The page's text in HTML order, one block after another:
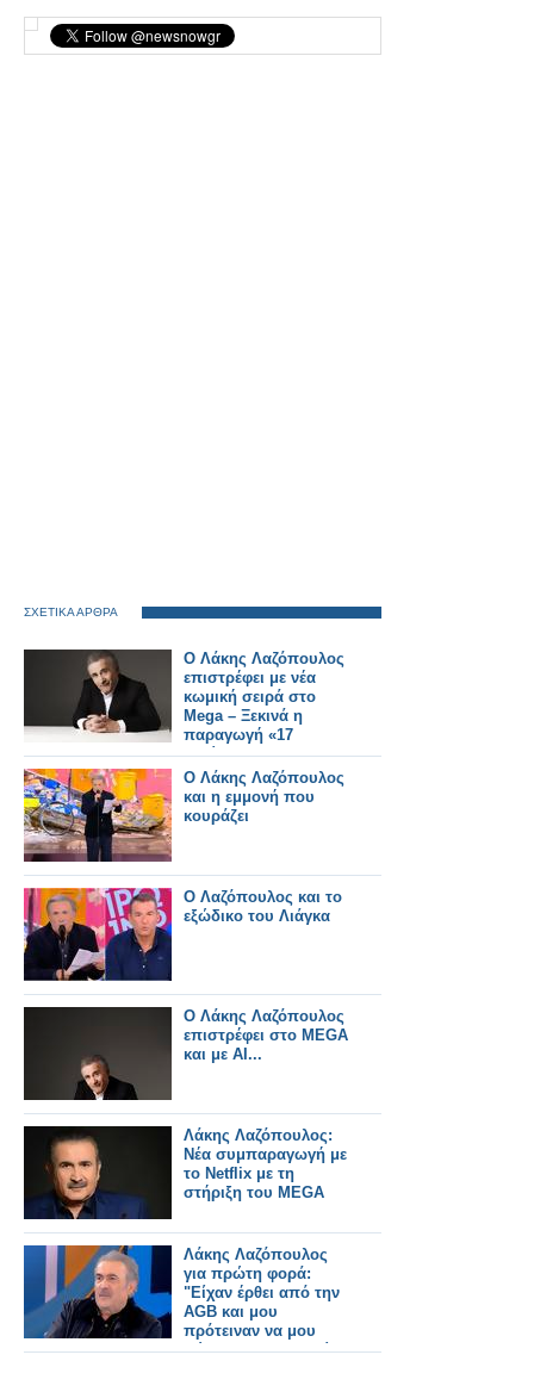
ΣΧΕΤΙΚΑ ΑΡΘΡΑ
Ο Λάκης Λαζόπουλος
επιστρέφει με νέα
κωμική σειρά στο
Mega – Ξεκινά η
παραγωγή «17
βαλίτσες και μια
μαύρη»
Ο Λάκης Λαζόπουλος
και η εμμονή που
κουράζει
Ο Λαζόπουλος και το
εξώδικο του Λιάγκα
Ο Λάκης Λαζόπουλος
επιστρέφει στο MEGA
και με AI...
Λάκης Λαζόπουλος:
Νέα συμπαραγωγή με
το Netflix με τη
στήριξη του MEGA
Λάκης Λαζόπουλος
για πρώτη φορά:
"Είχαν έρθει από την
AGB και μου
πρότειναν να μου
δώσουν 45%, αρκεί